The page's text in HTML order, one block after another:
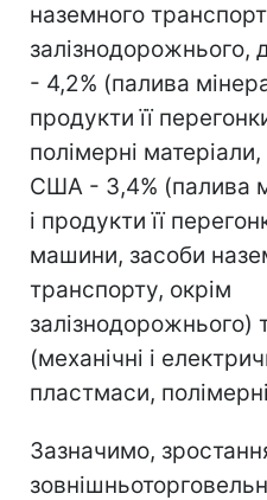
наземного
залізнодорожнього,
- 4,2% (палива
продукти її
полімерні матеріали,
США - 3,4% (палива
і продукти її
машини, засоби
транспорту, окрім
залізнодорожнього)
(механічні і
пластмаси,
Зазначимо,